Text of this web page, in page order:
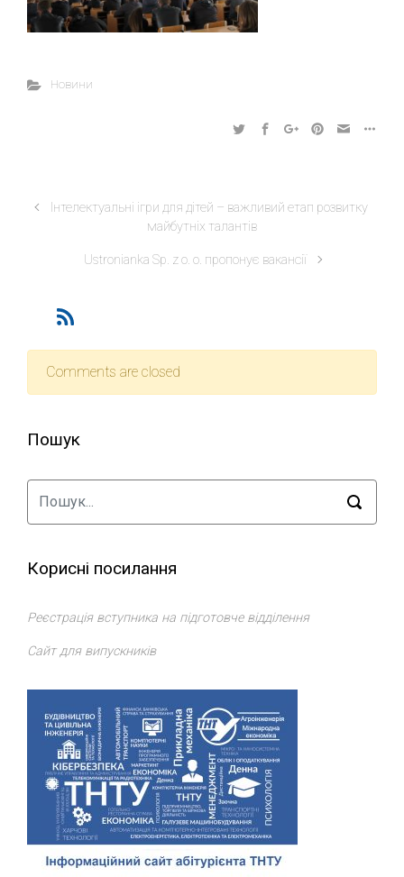
Новини
Інтелектуальні ігри для дітей – важливий етап розвитку
майбутніх талантів
Ustronianka Sp. z o. o. пропонує вакансії
Comments are closed
Пошук
Корисні посилання
Реєстрація вступника на підготовче відділення
Сайт для випускників